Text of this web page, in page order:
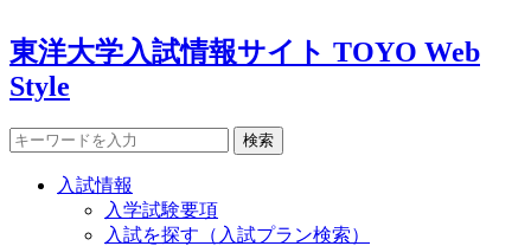
東洋大学入試情報サイト TOYO Web
Style
検索
入試情報
入学試験要項
入試を探す（入試プラン検索）